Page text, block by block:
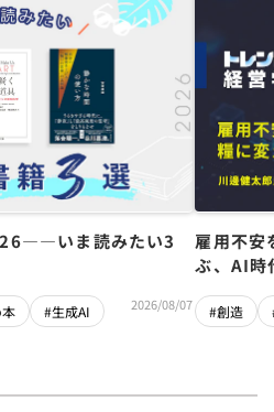
いま読みたい3
#生成AI 2026/08/07
雇用不
ぶ、AI時
#創造